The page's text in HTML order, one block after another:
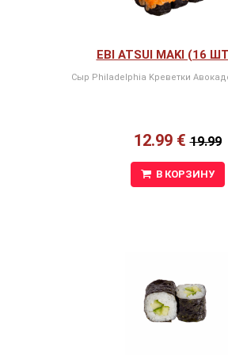
EBI ATSUI MAKI (16
Сыр Philadelphia Kреветки
12.99 €19.99
В КОРЗИНУ